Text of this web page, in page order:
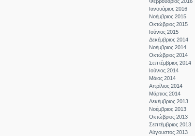
Ιανουάριος 2016
Νοέμβριος 2015
Οκτώβριος 2015
Ιούνιος 2015
Δεκέμβριος 2014
Νοέμβριος 2014
Οκτώβριος 2014
Σεπτέμβριος 2014
Ιούνιος 2014
Μάιος 2014
Απρίλιος 2014
Μάρτιος 2014
Δεκέμβριος 2013
Νοέμβριος 2013
Οκτώβριος 2013
Σεπτέμβριος 2013
Αύγουστος 2013